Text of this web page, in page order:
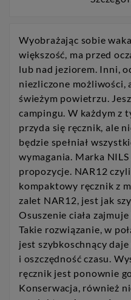
Wyobrażając sobie
większość, ma przed
lub nad jeziorem. Inni,
niezliczone możliwości,
świeżym powietrzu.
campingu. W każdym z
przyda się ręcznik, ale
będzie spełniał
wymagania. Marka
propozycje. NAR12
kompaktowy ręcznik z
zalet NAR12, jest jak
Osuszenie ciała
Takie rozwiązanie, w
jest szybkoschnący
i oszczędność czasu.
ręcznik jest ponownie
Konserwacja, również